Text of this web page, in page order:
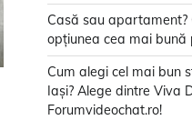
Casă sau apartament?
opțiunea cea mai bună
Cum alegi cel mai bun
Iași? Alege dintre Viva
Forumvideochat.ro!